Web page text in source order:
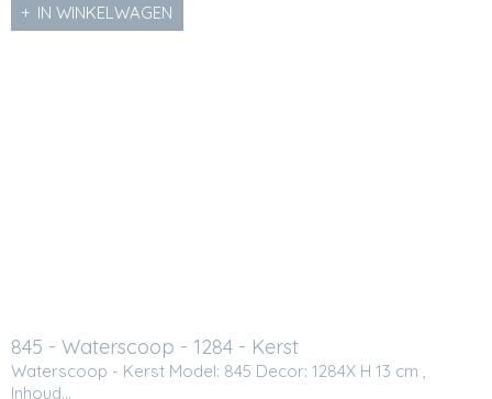
IN WINKELWAGEN
845 - Waterscoop - 1284 - Kerst
Waterscoop - Kerst Model: 845 Decor: 1284X H 13 cm ,
Inhoud…